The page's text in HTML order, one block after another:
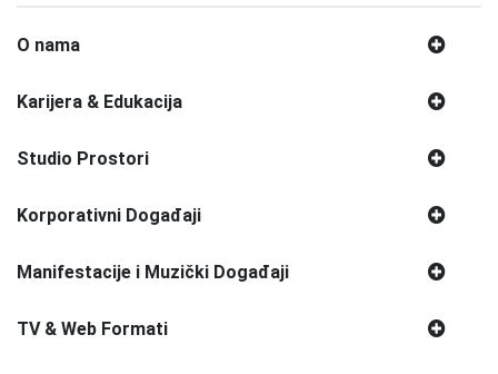
O nama
Karijera & Edukacija
Studio Prostori
Korporativni Događaji
Manifestacije i Muzički Događaji
TV & Web Formati